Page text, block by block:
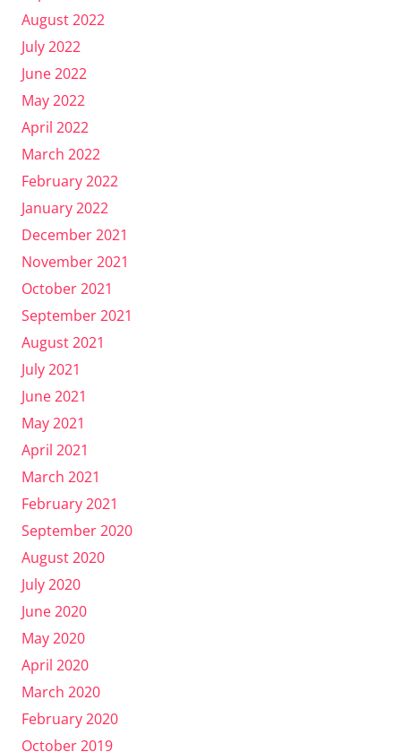
August 2022
July 2022
June 2022
May 2022
April 2022
March 2022
February 2022
January 2022
December 2021
November 2021
October 2021
September 2021
August 2021
July 2021
June 2021
May 2021
April 2021
March 2021
February 2021
September 2020
August 2020
July 2020
June 2020
May 2020
April 2020
March 2020
February 2020
October 2019